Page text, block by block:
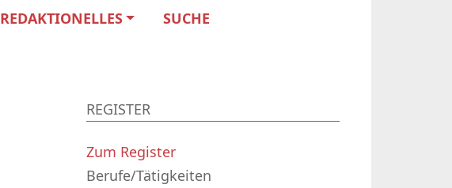
REDAKTIONELLES SUCHE
REGISTER
Zum Register
Berufe/Tätigkeiten